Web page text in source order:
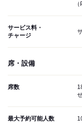
サービス料・
チャージ
席・設備
席数
最大予約可能人数